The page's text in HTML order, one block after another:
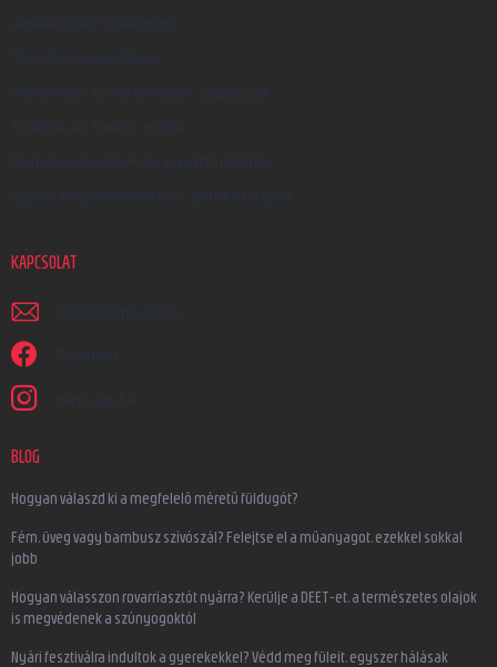
Adatkezelési tájékoztató
Termék visszaküldése
Reklamáció és reklamációs szabályzat
Szállítás és fizetés módja
Nagykereskedelem és együttműködés
Egyedi megrendelések és ajándéktárgyak
KAPCSOLAT
irjon @ earplugs.hu
Facebook
earplugs.hu
BLOG
Hogyan válaszd ki a megfelelő méretű füldugót?
Fém, üveg vagy bambusz szívószál? Felejtse el a műanyagot, ezekkel sokkal
jobb
Hogyan válasszon rovarriasztót nyárra? Kerülje a DEET-et, a természetes olajok
is megvédenek a szúnyogoktól
Nyári fesztiválra indultok a gyerekekkel? Védd meg füleit, egyszer hálásak